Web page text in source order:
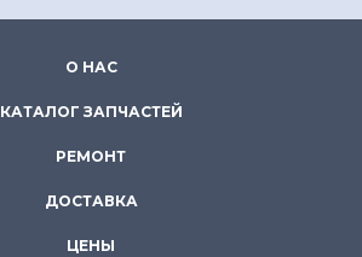
О НАС
КАТАЛОГ ЗАПЧАСТЕЙ
РЕМОНТ
ДОСТАВКА
ЦЕНЫ